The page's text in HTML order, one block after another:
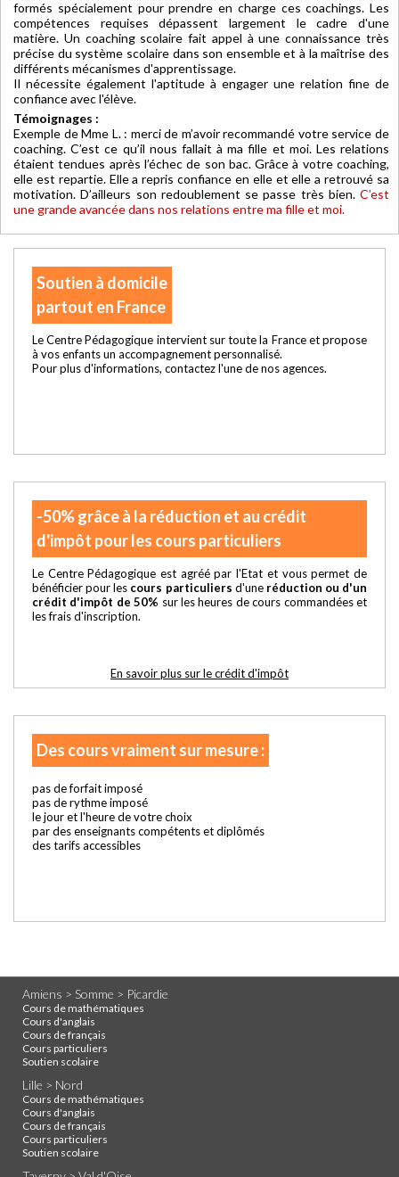
formés spécialement pour prendre en charge ces coachings. Les
compétences requises dépassent largement le cadre d'une
matière. Un coaching scolaire fait appel à une connaissance très
précise du système scolaire dans son ensemble et à la maîtrise des
différents mécanismes d'apprentissage.
Il nécessite également l'aptitude à engager une relation fine de
confiance avec l'élève.
Témoignages :
Exemple de Mme L. : merci de m’avoir recommandé votre service de
coaching. C’est ce qu’il nous fallait à ma fille et moi. Les relations
étaient tendues après l’échec de son bac. Grâce à votre coaching,
elle est repartie. Elle a repris confiance en elle et elle a retrouvé sa
motivation. D’ailleurs son redoublement se passe très bien. C’est
une grande avancée dans nos relations entre ma fille et moi.
Soutien à domicile
partout en France
Le Centre Pédagogique intervient sur toute la France et propose
à vos enfants un accompagnement personnalisé.
Pour plus d'informations, contactez l'une de nos agences.
-50% grâce à la réduction et au crédit
d'impôt pour les cours particuliers
Le Centre Pédagogique est agréé par l'Etat et vous permet de
bénéficier pour les cours particuliers d'une réduction ou d'un
crédit d'impôt de 50% sur les heures de cours commandées et
les frais d'inscription.
En savoir plus sur le crédit d'impôt
Des cours vraiment sur mesure :
pas de forfait imposé
pas de rythme imposé
le jour et l'heure de votre choix
par des enseignants compétents et diplômés
des tarifs accessibles
Amiens > Somme > Picardie
Cours de mathématiques
Cours d'anglais
Cours de français
Cours particuliers
Soutien scolaire
Lille > Nord
Cours de mathématiques
Cours d'anglais
Cours de français
Cours particuliers
Soutien scolaire